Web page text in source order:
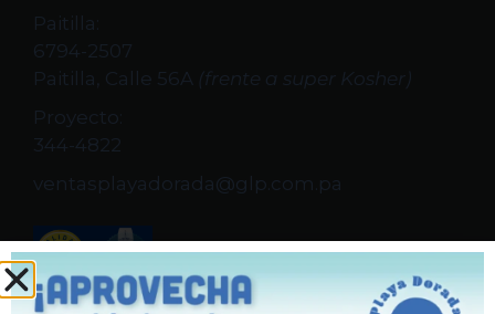
Paitilla:
6794-2507
Paitilla, Calle 56A (frente a super Kosher)
Proyecto:
344-4822
ventasplayadorada@glp.com.pa